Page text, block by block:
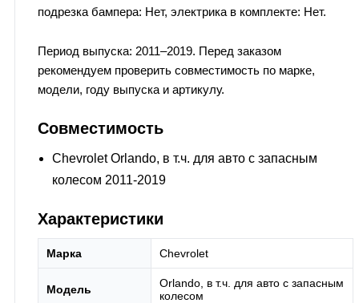
подрезка бампера: Нет, электрика в комплекте: Нет.
Период выпуска: 2011–2019. Перед заказом
рекомендуем проверить совместимость по марке,
модели, году выпуска и артикулу.
Совместимость
Chevrolet Orlando, в т.ч. для авто с запасным
колесом 2011-2019
Характеристики
Марка Chevrolet
Модель
Orlando, в т.ч. для авто с запасным
колесом